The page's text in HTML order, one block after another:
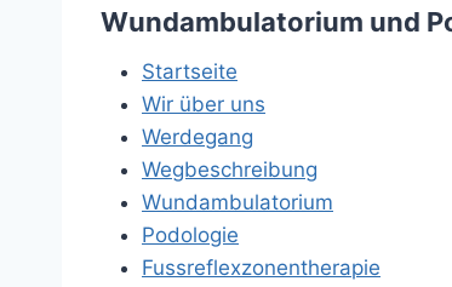
Wundambulatorium und
Startseite
Wir über uns
Werdegang
Wegbeschreibung
Wundambulatorium
Podologie
Fussreflexzonentherapie